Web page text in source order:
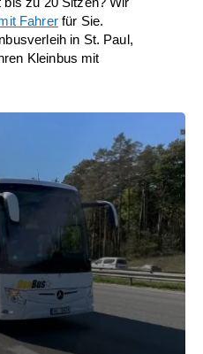
Fahrerfür Sie.
in St. Paul,
Kleinbus mit